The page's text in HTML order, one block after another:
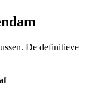
De definitieve